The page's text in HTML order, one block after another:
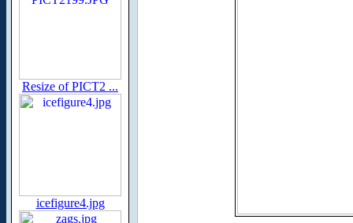
Resize of PICT2 ...
icefigure4.jpg